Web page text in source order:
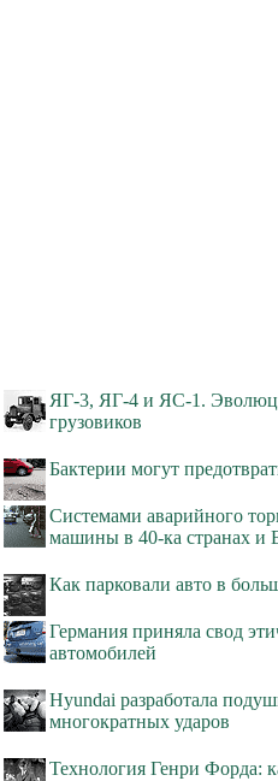
ЯГ-3, ЯГ-4 и ЯС-1.
грузовиков
Бактерии могут
Системами аварийного
машины в 40-ка странах и
Как парковали авто в
Германия приняла свод
автомобилей
Hyundai разработала
многократных ударов
Технология Генри Форда: